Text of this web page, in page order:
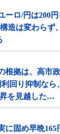
ーロ/円は200円
造は変わらず
根拠は、高市
回り抑制なら
を見越した…
に固め早晩165